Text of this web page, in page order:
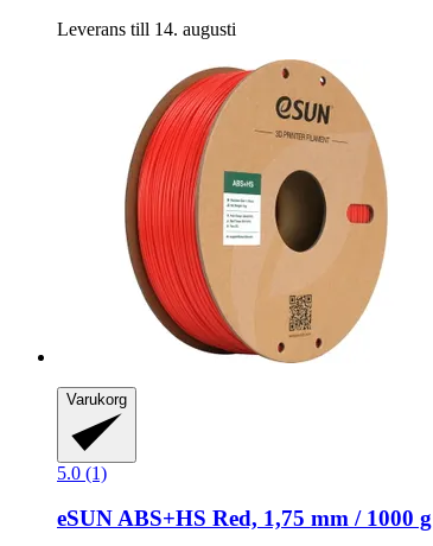
Leverans till 14. augusti
Varukorg
5.0 (1)
eSUNABS+HS Red, 1,75 mm / 1000 g